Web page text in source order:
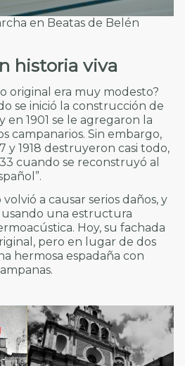
en Beatas de Belén
historia viva
original era muy modesto?
se inició la construcción de
en 1901 se le agregaron la
campanarios. Sin embargo,
y 1918 destruyeron casi todo,
cuando se reconstruyó al
a causar serios daños, y
una estructura
Hoy, su fachada
pero en lugar de dos
hermosa espadaña con